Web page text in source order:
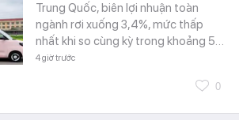
Trung Quốc, biên lợi nhuận toàn
ngành rơi xuống 3,4%, mức thấp
nhất khi so cùng kỳ trong khoảng 5…
4 giờ trước
0